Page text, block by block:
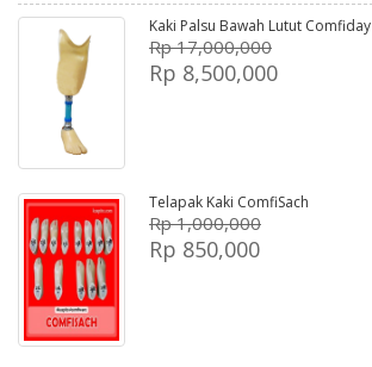
Kaki Palsu Bawah Lutut Comfiday
Rp 17,000,000
Rp 8,500,000
Telapak Kaki ComfiSach
Rp 1,000,000
Rp 850,000